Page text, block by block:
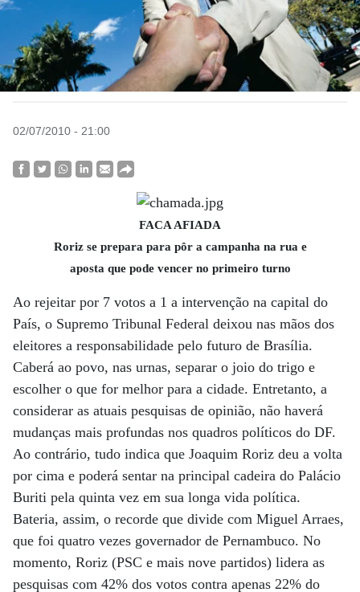
02/07/2010 - 21:00
FACA AFIADA
Roriz se prepara para pôr a campanha na rua e
aposta que pode vencer no primeiro turno
Ao rejeitar por 7 votos a 1 a intervenção na capital do
País, o Supremo Tribunal Federal deixou nas mãos dos
eleitores a responsabilidade pelo futuro de Brasília.
Caberá ao povo, nas urnas, separar o joio do trigo e
escolher o que for melhor para a cidade. Entretanto, a
considerar as atuais pesquisas de opinião, não haverá
mudanças mais profundas nos quadros políticos do DF.
Ao contrário, tudo indica que Joaquim Roriz deu a volta
por cima e poderá sentar na principal cadeira do Palácio
Buriti pela quinta vez em sua longa vida política.
Bateria, assim, o recorde que divide com Miguel Arraes,
que foi quatro vezes governador de Pernambuco. No
momento, Roriz (PSC e mais nove partidos) lidera as
pesquisas com 42% dos votos contra apenas 22% do